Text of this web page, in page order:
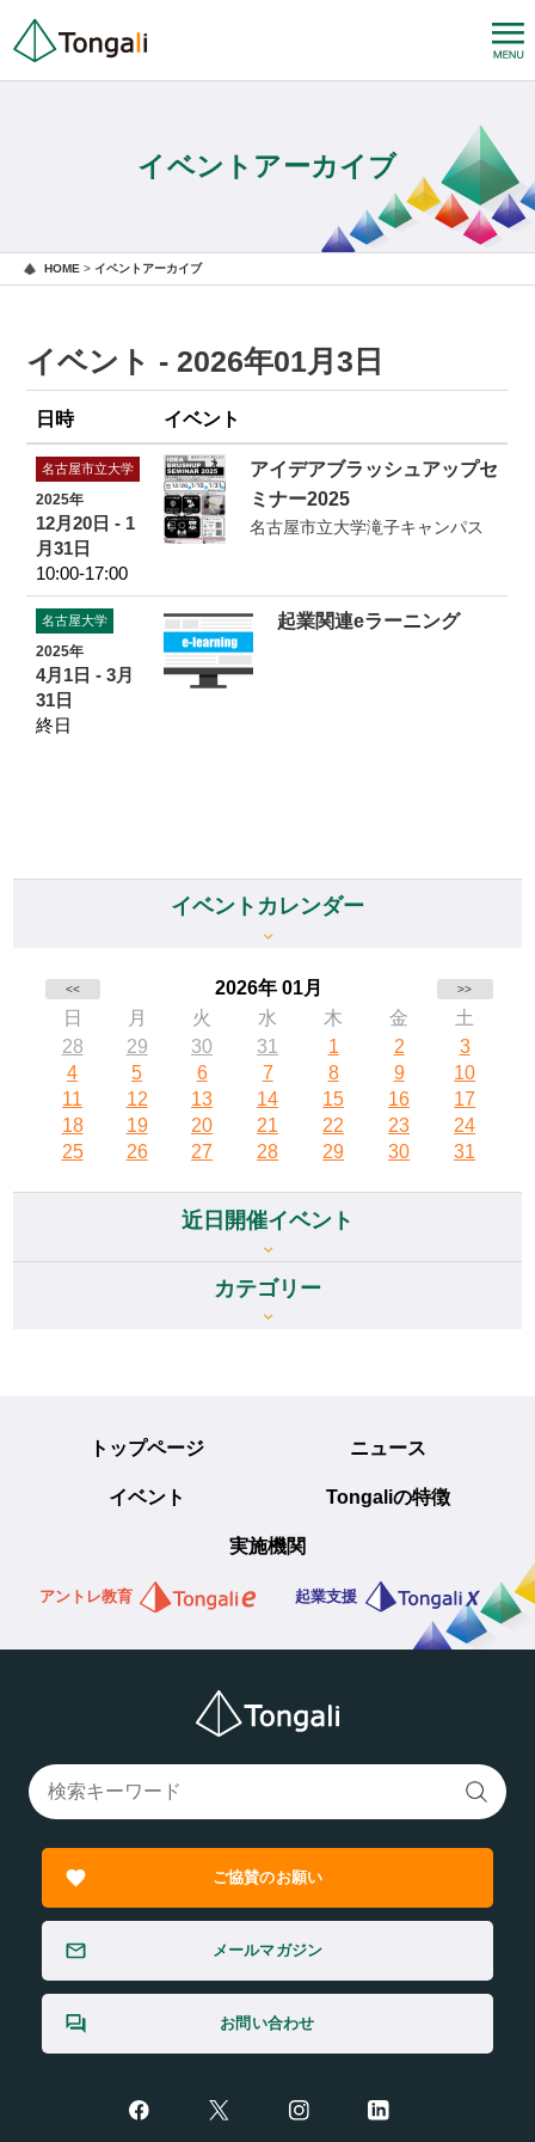
イベントアーカイブ
HOME > イベントアーカイブ
イベント - 2026年01月3日
日時 イベント
名古屋市立大学
2025年
12月20日 - 1
月31日
10:00-17:00
アイデアブラッシュアップセ
ミナー2025
名古屋市立大学滝子キャンパス
名古屋大学
2025年
4月1日 - 3月
31日
終日
起業関連eラーニング
イベントカレンダー
<< 2026年 01月 >>
日 月 火 水 木 金
土
28
29 30 31 1 2
3
4
5 6 7 8 9
10
11
12 13 14 15 16
17
18
19 20 21 22 23
24
25
26 27 28 29 30 31
近日開催イベント
カテゴリー
トップページ ニュース
イベント Tongaliの特徴
実施機関
アントレ教育 起業支援
ご協賛のお願い
メールマガジン
お問い合わせ